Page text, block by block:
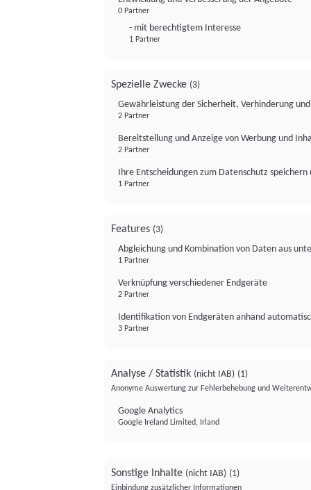
0 Partner
- mit berechtigtem Interesse
1 Partner
Spezielle Zwecke (3)
Gewährleistung der Sicherheit, Verhinderung
2 Partner
Bereitstellung und Anzeige von Werbung und
2 Partner
Ihre Entscheidungen zum Datenschutz
1 Partner
Features (3)
Abgleichung und Kombination von Daten aus
1 Partner
Verknüpfung verschiedener Endgeräte
2 Partner
Identifikation von Endgeräten anhand
3 Partner
Analyse / Statistik (nicht IAB) (1)
Anonyme Auswertung zur Fehlerbehebung und
Google Analytics
Google Ireland Limited, Irland
Sonstige Inhalte (nicht IAB) (1)
Einbindung zusätzlicher Informationen